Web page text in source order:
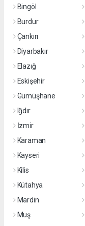
Bingöl
Burdur
Çankırı
Diyarbakır
Elazığ
Eskişehir
Gümüşhane
Iğdır
İzmir
Karaman
Kayseri
Kilis
Kütahya
Mardin
Muş